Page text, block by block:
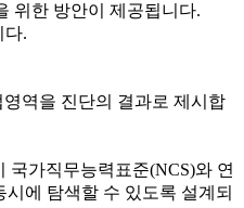
위한 방안이 제공됩니다.
다.
역을 진단의 결과로 제시합
가직무능력표준(NCS)와 연
에 탐색할 수 있도록 설계되